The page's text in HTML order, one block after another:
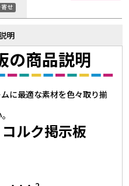
せ
明
の商品説明
に最適な素材を色々取り揃
ルク掲示板